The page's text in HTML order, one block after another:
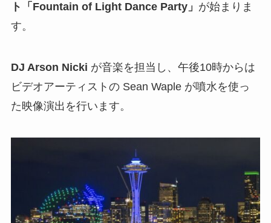
ト「Fountain of Light Dance Party」 が始まりま
す。
DJ Arson Nicki が音楽を担当し、午後10時からは
ビデオアーティストの Sean Waple が噴水を使っ
た映像演出を行います。